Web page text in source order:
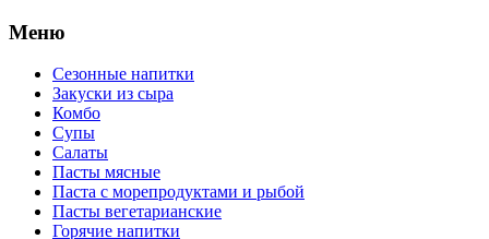
Меню
Сезонные напитки
Закуски из сыра
Комбо
Супы
Салаты
Пасты мясные
Паста с морепродуктами и рыбой
Пасты вегетарианские
Горячие напитки